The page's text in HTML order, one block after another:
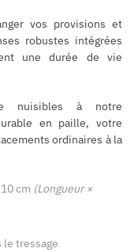
vos provisions et
robustes intégrées
une durée de vie
nuisibles à notre
en paille, votre
ordinaires à la
cm (Longueur ×
le tressage